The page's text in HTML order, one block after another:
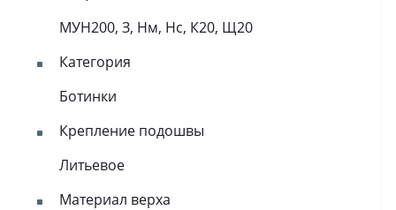
МУН200, З, Нм, Нс, К20, Щ20
Категория
Ботинки
Крепление подошвы
Литьевое
Материал верха